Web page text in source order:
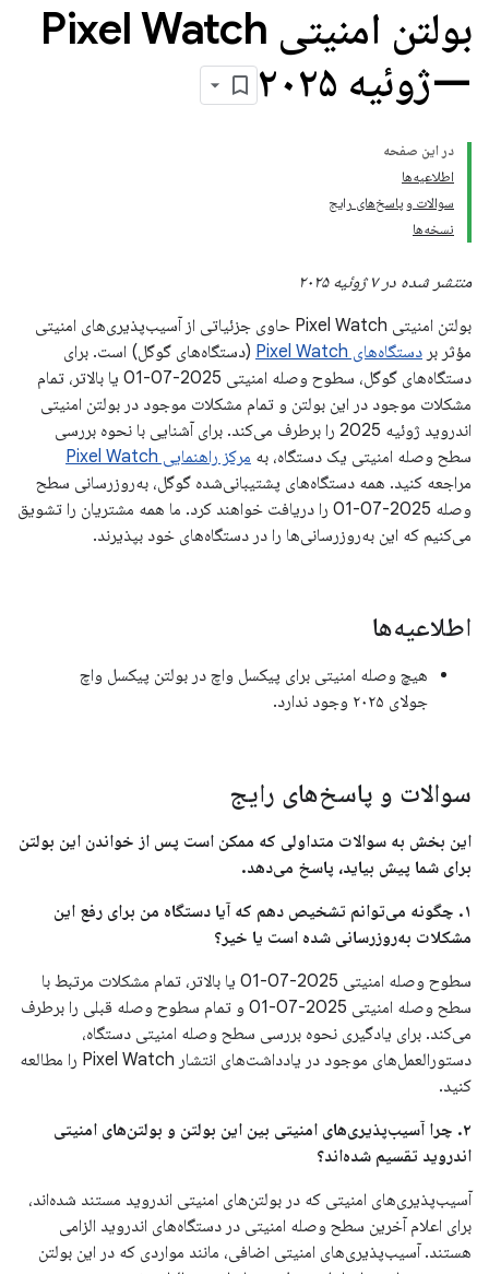
بولتن امنیتی Pixel Watch
—ژوئیه ۲۰۲۵
در این صفحه
اطلاعیه‌ها
سوالات و پاسخ‌های رایج
نسخه‌ها
منتشر شده در ۷ ژوئیه ۲۰۲۵
بولتن امنیتی Pixel Watch حاوی جزئیاتی از آسیب‌پذیری‌های امنیتی
مؤثر بر دستگاه‌های Pixel Watch
(دستگاه‌های گوگل) است. برای
دستگاه‌های گوگل، سطوح وصله امنیتی 2025-07-01 یا بالاتر، تمام
مشکلات موجود در این بولتن و تمام مشکلات موجود در بولتن امنیتی
اندروید ژوئیه 2025 را برطرف می‌کند. برای آشنایی با نحوه بررسی
سطح وصله امنیتی یک دستگاه، به مرکز راهنمایی Pixel Watch
مراجعه کنید. همه دستگاه‌های پشتیبانی‌شده گوگل، به‌روزرسانی سطح
وصله 2025-07-01 را دریافت خواهند کرد. ما همه مشتریان را تشویق
می‌کنیم که این به‌روزرسانی‌ها را در دستگاه‌های خود بپذیرند.
اطلاعیه‌ها
هیچ وصله امنیتی برای پیکسل واچ در بولتن پیکسل واچ
جولای ۲۰۲۵ وجود ندارد.
سوالات و پاسخ‌های رایج
این بخش به سوالات متداولی که ممکن است پس از خواندن این بولتن
برای شما پیش بیاید، پاسخ می‌دهد.
۱. چگونه می‌توانم تشخیص دهم که آیا دستگاه من برای رفع این
مشکلات به‌روزرسانی شده است یا خیر؟
سطوح وصله امنیتی 2025-07-01 یا بالاتر، تمام مشکلات مرتبط با
سطح وصله امنیتی 2025-07-01 و تمام سطوح وصله قبلی را برطرف
می‌کند. برای یادگیری نحوه بررسی سطح وصله امنیتی دستگاه،
دستورالعمل‌های موجود در یادداشت‌های انتشار Pixel Watch را مطالعه
کنید.
۲. چرا آسیب‌پذیری‌های امنیتی بین این بولتن و بولتن‌های امنیتی
اندروید تقسیم شده‌اند؟
آسیب‌پذیری‌های امنیتی که در بولتن‌های امنیتی اندروید مستند شده‌اند،
برای اعلام آخرین سطح وصله امنیتی در دستگاه‌های اندروید الزامی
هستند. آسیب‌پذیری‌های امنیتی اضافی، مانند مواردی که در این بولتن